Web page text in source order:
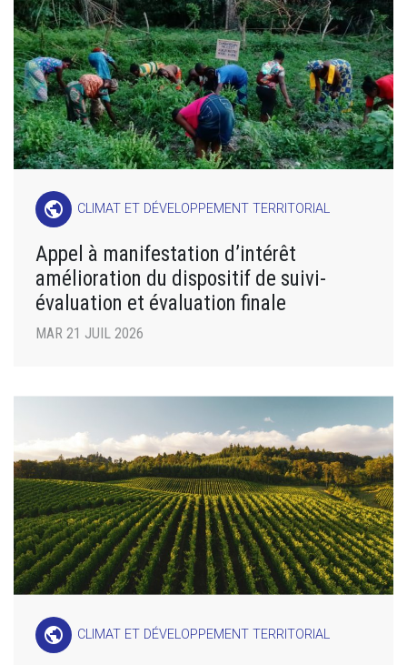
public CLIMAT ET DÉVELOPPEMENT TERRITORIAL
Appel à manifestation d’intérêt
amélioration du dispositif de suivi-
évaluation et évaluation finale
MAR 21 JUIL 2026
public CLIMAT ET DÉVELOPPEMENT TERRITORIAL